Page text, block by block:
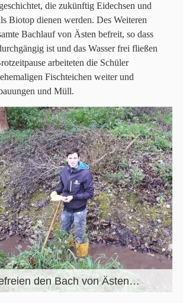
die zukünftig Eidechsen und
Biotop dienen werden. Des Weiteren
Bachlauf von Ästen befreit, so dass
ist und das Wasser frei fließen
arbeiteten die Schüler
Fischteichen weiter und
und Müll.
den Bach von Ästen…